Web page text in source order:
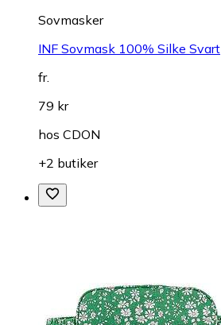
Sovmasker
INF Sovmask 100% Silke Svart
fr.
79 kr
hos CDON
+2 butiker